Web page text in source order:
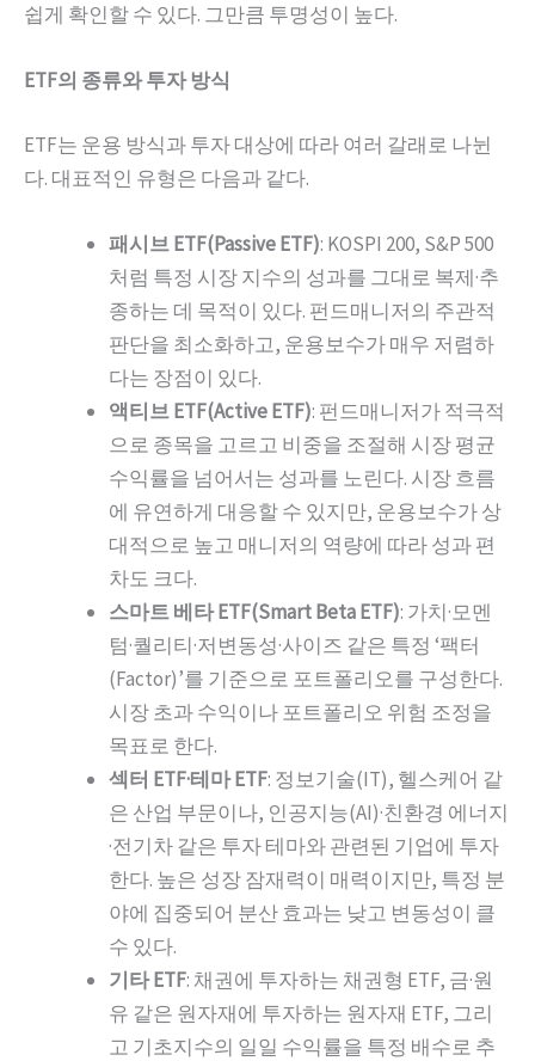
쉽게 확인할 수 있다. 그만큼 투명성이 높다.
ETF의 종류와 투자 방식
ETF는 운용 방식과 투자 대상에 따라 여러 갈래로 나뉜
다. 대표적인 유형은 다음과 같다.
패시브 ETF(Passive ETF): KOSPI 200, S&P 500
처럼 특정 시장 지수의 성과를 그대로 복제·추
종하는 데 목적이 있다. 펀드매니저의 주관적
판단을 최소화하고, 운용보수가 매우 저렴하
다는 장점이 있다.
액티브 ETF(Active ETF): 펀드매니저가 적극적
으로 종목을 고르고 비중을 조절해 시장 평균
수익률을 넘어서는 성과를 노린다. 시장 흐름
에 유연하게 대응할 수 있지만, 운용보수가 상
대적으로 높고 매니저의 역량에 따라 성과 편
차도 크다.
스마트 베타 ETF(Smart Beta ETF): 가치·모멘
텀·퀄리티·저변동성·사이즈 같은 특정 ‘팩터
(Factor)’를 기준으로 포트폴리오를 구성한다.
시장 초과 수익이나 포트폴리오 위험 조정을
목표로 한다.
섹터 ETF·테마 ETF: 정보기술(IT), 헬스케어 같
은 산업 부문이나, 인공지능(AI)·친환경 에너지
·전기차 같은 투자 테마와 관련된 기업에 투자
한다. 높은 성장 잠재력이 매력이지만, 특정 분
야에 집중되어 분산 효과는 낮고 변동성이 클
수 있다.
기타 ETF: 채권에 투자하는 채권형 ETF, 금·원
유 같은 원자재에 투자하는 원자재 ETF, 그리
고 기초지수의 일일 수익률을 특정 배수로 추